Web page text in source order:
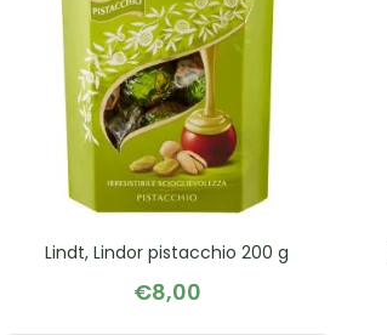
Lindt, Lindor pistacchio 200 g
€8,00